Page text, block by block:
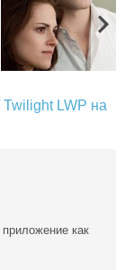
LWP на
как